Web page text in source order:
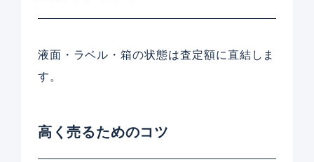
液面・ラベル・箱の状態は査定額に直結しま
す。
高く売るためのコツ